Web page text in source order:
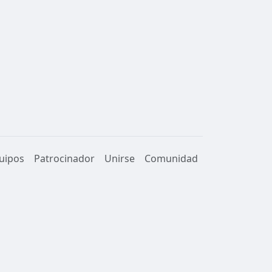
Patrocinador Unirse Comunidad